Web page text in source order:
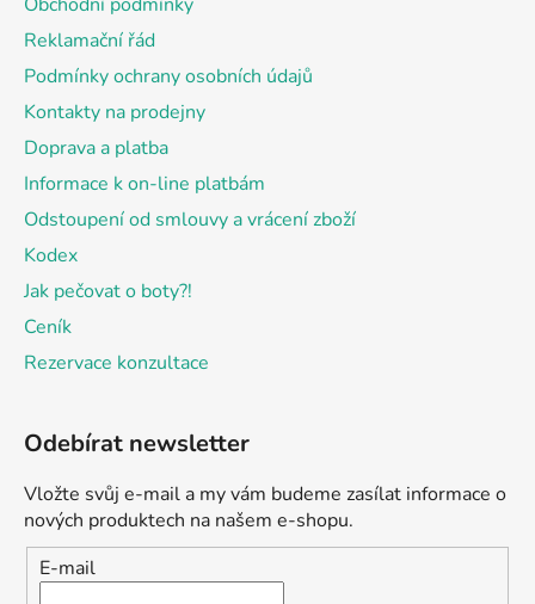
Reklamační řád
Podmínky ochrany osobních údajů
Kontakty na prodejny
Doprava a platba
Informace k on-line platbám
Odstoupení od smlouvy a vrácení zboží
Kodex
Jak pečovat o boty?!
Ceník
Rezervace konzultace
Odebírat newsletter
Vložte svůj e-mail a my vám budeme zasílat informace o
nových produktech na našem e-shopu.
E-mail